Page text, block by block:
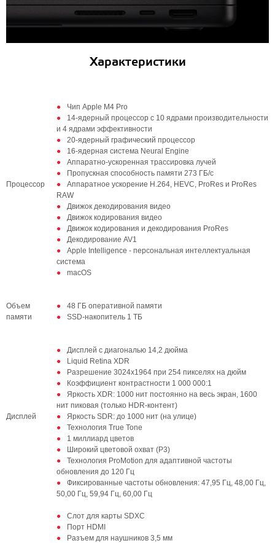
Характеристики
Процессор
Чип Apple M4 Pro
14-ядерный процессор с 10 ядрами производительности
и 4 ядрами эффективности
20-ядерный графический процессор
16‑ядерная система Neural Engine
Аппаратно-ускоренная трассировка лучей
Пропускная способность памяти 273 ГБ/с
Аппаратное ускорение H.264, HEVC, ProRes и ProRes
RAW
Движок декодирования видео
Движок кодирования видео
Движок кодирования и декодирования ProRes
Декодирование AV1
Apple Intelligence - персональная интеллектуальная
система
macOS
Объем
памяти
48 ГБ оперативной памяти
SSD‑накопитель 1 ТБ
Дисплей
Дисплей с диагональю 14,2 дюйма
Liquid Retina XDR
Разрешение 3024х1964 при 254 пикселях на дюйм
Коэффициент контрастности 1 000 000:1
Яркость XDR: 1000 нит постоянно на весь экран, 1600
нит пиковая (только HDR-контент)
Яркость SDR: до 1000 нит (на улице)
Технология True Tone
1 миллиард цветов
Широкий цветовой охват (P3)
Технология ProMotion для адаптивной частоты
обновления до 120 Гц
Фиксированные частоты обновления: 47,95 Гц, 48,00 Гц,
50,00 Гц, 59,94 Гц, 60,00 Гц
Слот для карты SDXC
Порт HDMI
Разъем для наушников 3,5 мм